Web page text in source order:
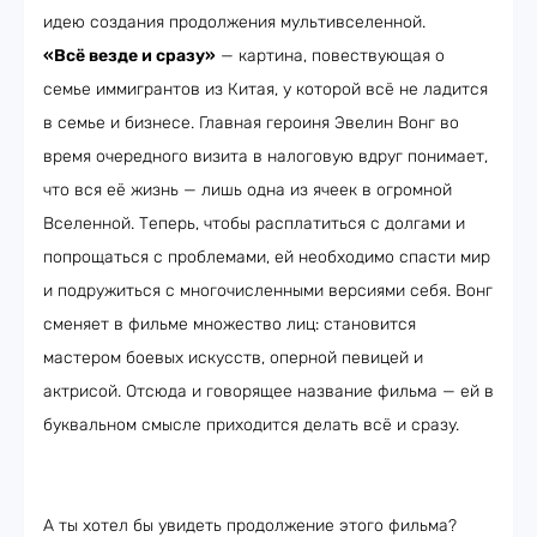
идею создания продолжения мультивселенной.
«Всё везде и сразу» — картина, повествующая о
семье иммигрантов из Китая, у которой всё не ладится
в семье и бизнесе. Главная героиня Эвелин Вонг во
время очередного визита в налоговую вдруг понимает,
что вся её жизнь — лишь одна из ячеек в огромной
Вселенной. Теперь, чтобы расплатиться с долгами и
попрощаться с проблемами, ей необходимо спасти мир
и подружиться с многочисленными версиями себя. Вонг
сменяет в фильме множество лиц: становится
мастером боевых искусств, оперной певицей и
актрисой. Отсюда и говорящее название фильма — ей в
буквальном смысле приходится делать всё и сразу.
А ты хотел бы увидеть продолжение этого фильма?